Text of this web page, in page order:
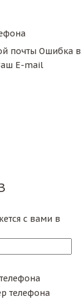
почты Ошибка в
E-mail
с вами в
телефона